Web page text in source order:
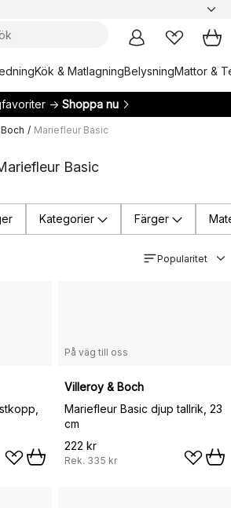
Kök & MatlagningBelysningMattor &
→ Shoppa nu
/ Mariefleur Basic
Basic
Kategorier Färger
Popularitet
På väg till oss
Villeroy & Boch
Mariefleur Basic djup tallrik, 23
cm
222 kr
Rek. 335 kr